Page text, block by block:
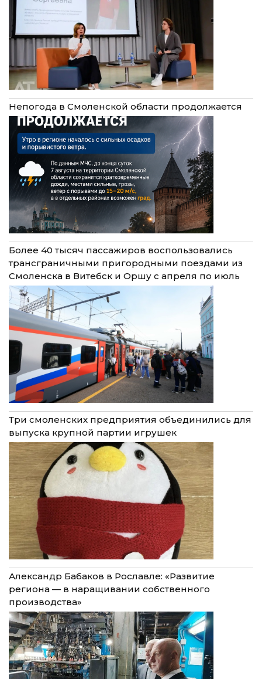
Непогода в Смоленской области продолжается
Более 40 тысяч пассажиров воспользовались
трансграничными пригородными поездами из
Смоленска в Витебск и Оршу с апреля по июль
Три смоленских предприятия объединились для
выпуска крупной партии игрушек
Александр Бабаков в Рославле: «Развитие
региона — в наращивании собственного
производства»